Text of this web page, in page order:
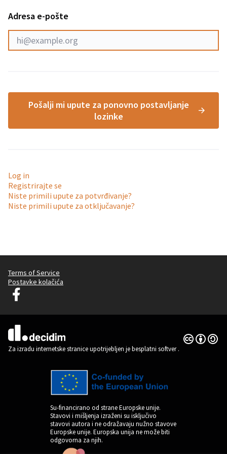
Adresa e-pošte
Pošalji mi upute za ponovno postavljanje
lozinke
Log in
Registrirajte se
Niste primili upute za potvrđivanje?
Niste primili upute za otključavanje?
Terms of Service
Postavke kolačića
Graz Gemeinsam Gestalten na Facebooku
(Vanjska poveznica)
Za izradu internetske stranice upotrijebljen je besplatni softver.
Licencija
(Vanjska
Su-financirano od strane Europske unije.
Stavovi i mišljenja izraženi su isključivo
stavovi autora i ne odražavaju nužno stavove
Europske unije. Europska unija ne može biti
odgovorna za njih.